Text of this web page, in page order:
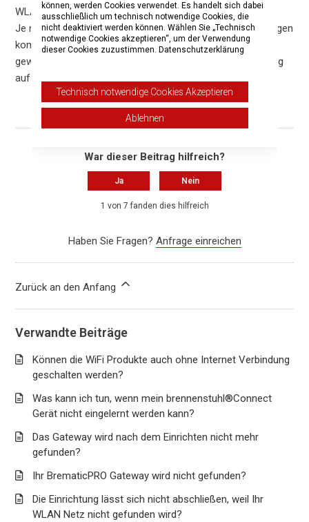
WLAN Verschlüsselung anpassen
Je nach Router Hersteller kann es zu WLAN Unterbrechungen
kommen, wenn die WPA-Verschlüsselung WPA2 (CCMP)
gewählt ist. In diesem Fall sollte die WLAN Verschlüsselung
auf WPA+WPA2 oder WPA2 umgestellt werden.
War dieser Beitrag hilfreich?
Ja Nein
1 von 7 fanden dies hilfreich
Haben Sie Fragen? Anfrage einreichen
Zurück an den Anfang
Verwandte Beiträge
Können die WiFi Produkte auch ohne Internet Verbindung
geschalten werden?
Was kann ich tun, wenn mein brennenstuhl®Connect
Gerät nicht eingelernt werden kann?
Das Gateway wird nach dem Einrichten nicht mehr
gefunden?
Ihr BrematicPRO Gateway wird nicht gefunden?
Die Einrichtung lässt sich nicht abschließen, weil Ihr
WLAN Netz nicht gefunden wird?
können, werden Cookies verwendet. Es handelt sich dabei
ausschließlich um technisch notwendige Cookies, die
nicht deaktiviert werden können. Wählen Sie „Technisch
notwendige Cookies akzeptieren“, um der Verwendung
dieser Cookies zuzustimmen. Datenschutzerklärung
Technisch notwendige Cookies Akzeptieren
Ablehnen